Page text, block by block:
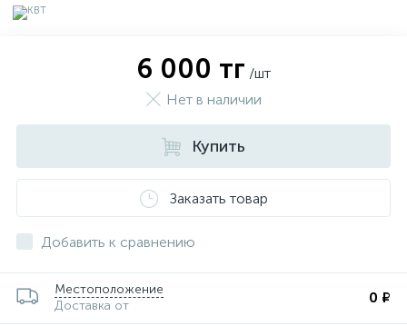
6 000 тг /шт
Нет в наличии
Купить
Заказать товар
Добавить к сравнению
Местоположение
Доставка от
0 ₽